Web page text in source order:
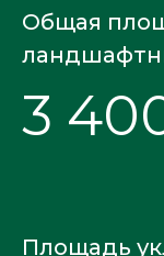
3
Площадь
Общая